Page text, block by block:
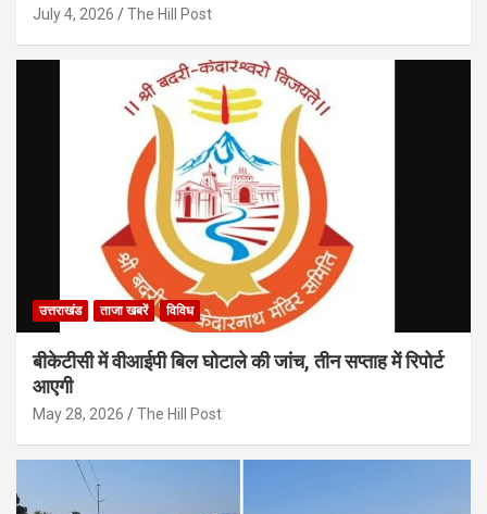
July 4, 2026 The Hill Post
उत्तराखंड ताजा खबरें विविध
बीकेटीसी में वीआईपी बिल घोटाले की जांच, तीन सप्ताह में रिपोर्ट
आएगी
May 28, 2026 The Hill Post